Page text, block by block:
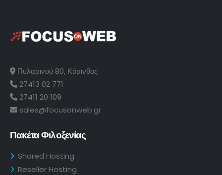
Πυλαρινού 80, Κόρινθος
27413 02 771
27411 20 109
sales@focusonweb.gr
Πακέτα Φιλοξενίας
Shared Hosting
Reseller Hosting